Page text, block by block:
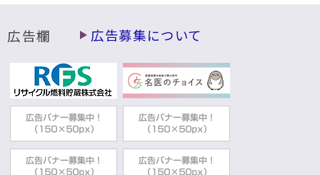
広告欄 広告募集について